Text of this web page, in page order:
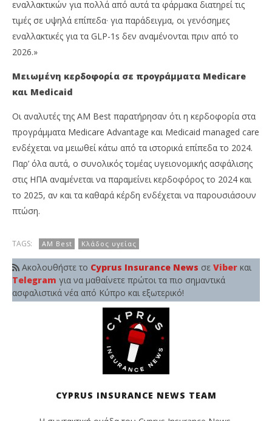
εναλλακτικών για πολλά από αυτά τα φάρμακα διατηρεί τις
τιμές σε υψηλά επίπεδα· για παράδειγμα, οι γενόσημες
εναλλακτικές για τα GLP-1s δεν αναμένονται πριν από το
2026.»
Μειωμένη κερδοφορία σε προγράμματα Medicare
και Medicaid
Οι αναλυτές της AM Best παρατήρησαν ότι η κερδοφορία στα
προγράμματα Medicare Advantage και Medicaid managed care
ενδέχεται να μειωθεί κάτω από τα ιστορικά επίπεδα το 2024.
Παρ’ όλα αυτά, ο συνολικός τομέας υγειονομικής ασφάλισης
στις ΗΠΑ αναμένεται να παραμείνει κερδοφόρος το 2024 και
το 2025, αν και τα καθαρά κέρδη ενδέχεται να παρουσιάσουν
πτώση.
TAGS: AM Best Κλάδος υγείας
Ακολουθήστε το Cyprus Insurance News σε Viber και
Telegram για να μαθαίνετε πρώτοι τα πιο σημαντικά
ασφαλιστικά νέα από Κύπρο και εξωτερικό!
CYPRUS INSURANCE NEWS TEAM